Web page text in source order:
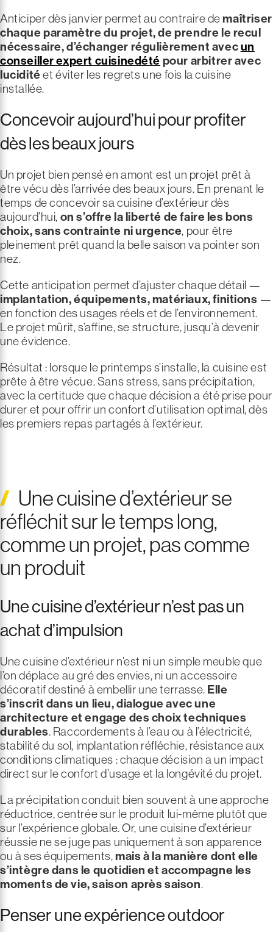
Anticiper dès janvier permet au contraire demaîtriser
chaque paramètre du projet, de prendre le recul
nécessaire, d’échanger régulièrement avecun
conseiller expert cuisinedété pour arbitrer avec
luciditéet éviter les regrets une fois la cuisine
installée.
Concevoir aujourd’hui pour profiter
dès les beaux jours
Un projet bien pensé en amont est un projet prêt à
être vécu dès l’arrivée des beaux jours. En prenant le
temps de concevoir sa cuisine d’extérieur dès
aujourd’hui, on s’offre la liberté de faire les bons
choix, sans contrainte ni urgence, pour être
pleinement prêt quand la belle saison va pointer son
nez.
Cette anticipation permet d’ajuster chaque détail —
implantation, équipements, matériaux, finitions —
en fonction des usages réels et de l’environnement.
Le projet mûrit, s’affine, se structure, jusqu’à devenir
une évidence.
Résultat : lorsque le printemps s’installe, la cuisine est
prête à être vécue. Sans stress, sans précipitation,
avec la certitude que chaque décision a été prise pour
durer et pour offrir un confort d’utilisation optimal, dès
les premiers repas partagés à l’extérieur.
Une cuisine d’extérieur se
réfléchit sur le temps long,
comme un projet, pas comme
un produit
Une cuisine d’extérieur n’est pas un
achat d’impulsion
Une cuisine d’extérieur n’est ni un simple meuble que
l’on déplace au gré des envies, ni un accessoire
décoratif destiné à embellir une terrasse. Elle
s’inscrit dans un lieu, dialogue avec une
architecture et engage des choix techniques
durables. Raccordements à l’eau ou à l’électricité,
stabilité du sol, implantation réfléchie, résistance aux
conditions climatiques : chaque décision a un impact
direct sur le confort d’usage et la longévité du projet.
La précipitation conduit bien souvent à une approche
réductrice, centrée sur le produit lui-même plutôt que
sur l’expérience globale. Or, une cuisine d’extérieur
réussie ne se juge pas uniquement à son apparence
ou à ses équipements,mais à la manière dont elle
s’intègre dans le quotidien et accompagne les
moments de vie, saison après saison.
Penser une expérience outdoor